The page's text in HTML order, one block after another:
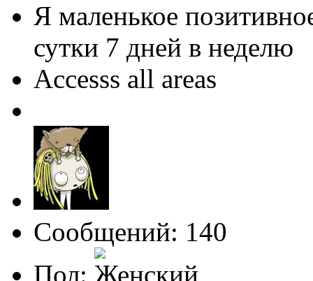
Я маленькое
сутки 7 дней в неделю
Accesss all areas
Сообщений: 140
Пол: